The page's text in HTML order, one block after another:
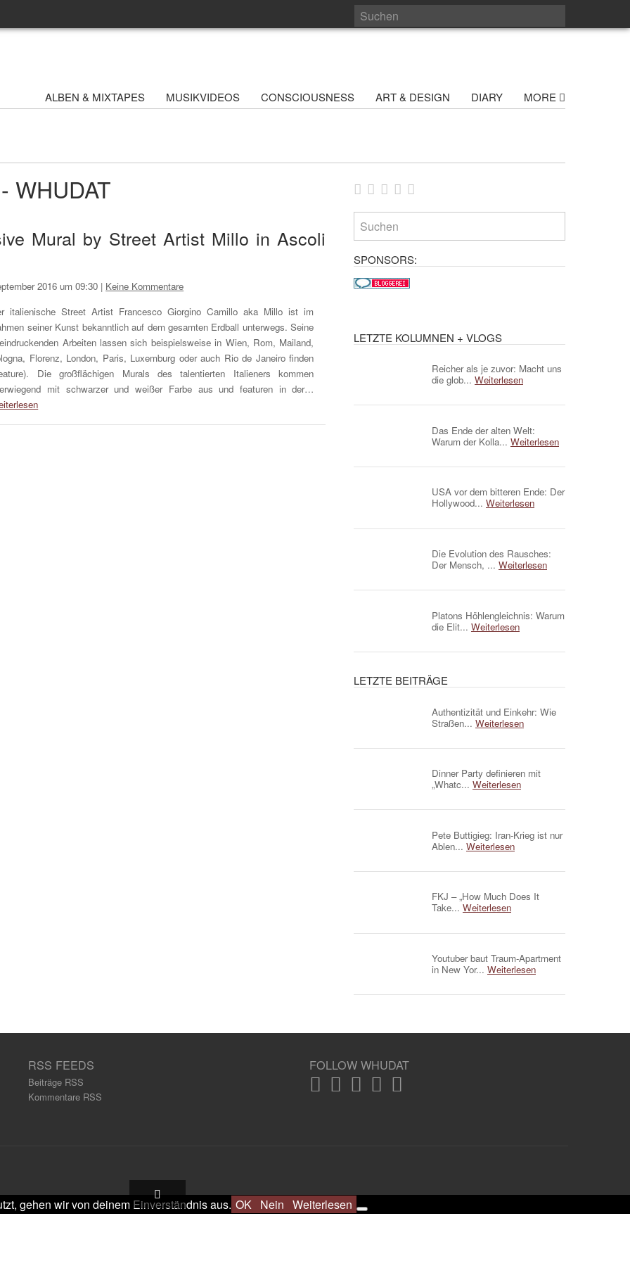
ALBEN & MIXTAPES MUSIKVIDEOS CONSCIOUSNESS ART & DESIGN DIARY MORE
WHUDAT
Mural by Street Artist Millo in Ascoli
2016 um 09:30 | Keine Kommentare
italienische Street Artist Francesco Giorgino Camillo aka Millo ist im
seiner Kunst bekanntlich auf dem gesamten Erdball unterwegs. Seine
Arbeiten lassen sich beispielsweise in Wien, Rom, Mailand,
Florenz, London, Paris, Luxemburg oder auch Rio de Janeiro finden
Die großflächigen Murals des talentierten Italieners kommen
mit schwarzer und weißer Farbe aus und featuren in der…
SPONSORS:
LETZTE KOLUMNEN + VLOGS
Reicher als je zuvor: Macht uns
die glob... Weiterlesen
Das Ende der alten Welt:
Warum der Kolla... Weiterlesen
USA vor dem bitteren Ende: Der
Hollywood... Weiterlesen
Die Evolution des Rausches:
Der Mensch, ... Weiterlesen
Platons Höhlengleichnis: Warum
die Elit... Weiterlesen
LETZTE BEITRÄGE
Authentizität und Einkehr: Wie
Straßen... Weiterlesen
Dinner Party definieren mit
„Whatc... Weiterlesen
Pete Buttigieg: Iran-Krieg ist nur
Ablen... Weiterlesen
FKJ – „How Much Does It
Take... Weiterlesen
Youtuber baut Traum-Apartment
in New Yor... Weiterlesen
RSS FEEDS
Beiträge RSS
Kommentare RSS
FOLLOW WHUDAT
gehen wir von deinem Einverständnis aus. OK Nein Weiterlesen